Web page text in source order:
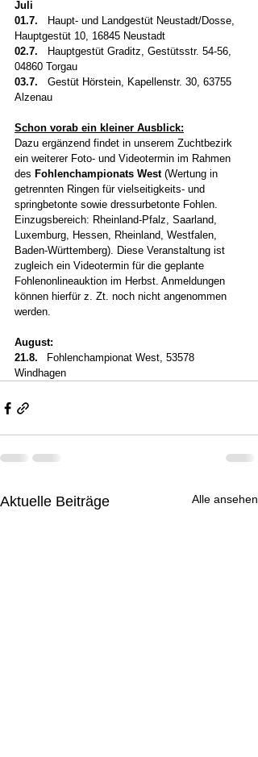
Juli
01.7.
   Haupt- und Landgestüt Neustadt/Dosse,
Hauptgestüt 10, 16845 Neustadt
02.7.
   Hauptgestüt Graditz, Gestütsstr. 54-56,
04860 Torgau
03.7. Gestüt Hörstein, Kapellenstr. 30, 63755
Alzenau
Schon vorab ein kleiner Ausblick:
Dazu ergänzend findet in unserem Zuchtbezirk
ein weiterer Foto- und Videotermin im Rahmen
des Fohlenchampionats West (Wertung in
getrennten Ringen für vielseitigkeits- und
springbetonte sowie dressurbetonte Fohlen.
Einzugsbereich: Rheinland-Pfalz, Saarland,
Luxemburg, Hessen, Rheinland, Westfalen,
Baden-Württemberg). Diese Veranstaltung ist
zugleich ein Videotermin für die geplante
Fohlenonlineauktion im Herbst. Anmeldungen
können hierfür z. Zt. noch nicht angenommen
werden.
August:
Fohlenchampionat West, 53578
Windhagen
Aktuelle Beiträge Alle ansehen